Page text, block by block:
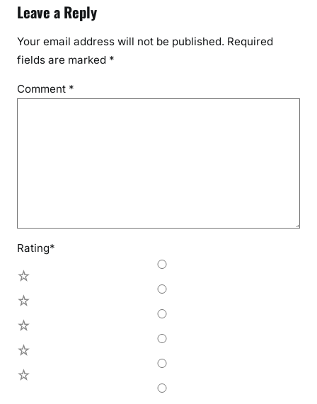
Leave a Reply
Your email address will not be published. Required
fields are marked *
Comment *
Rating*